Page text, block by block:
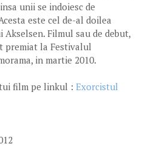
unii se indoiesc de
este cel de-al doilea
Filmul sau de debut,
premiat la Festivalul
in martie 2010.
film pe linkul : Exorcistul